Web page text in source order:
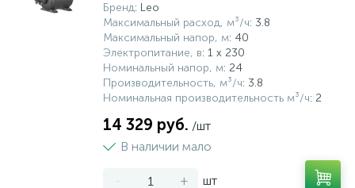
Бренд: Leo
Максимальный расход, м³/ч: 3.8
Максимальный напор, м: 40
Электропитание, в: 1 x 230
Номинальный напор, м: 24
Производительность, м³/ч: 3.8
Номинальная производительность м³/ч: 2
14 329 руб. /шт
В наличии мало
- + шт